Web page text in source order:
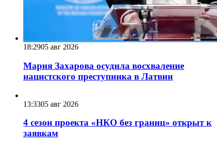
18:2905 авг 2026
Мария Захарова осудила восхваление
нацистского преступника в Латвии
13:3305 авг 2026
4 сезон проекта «НКО без границ» открыт к
заявкам